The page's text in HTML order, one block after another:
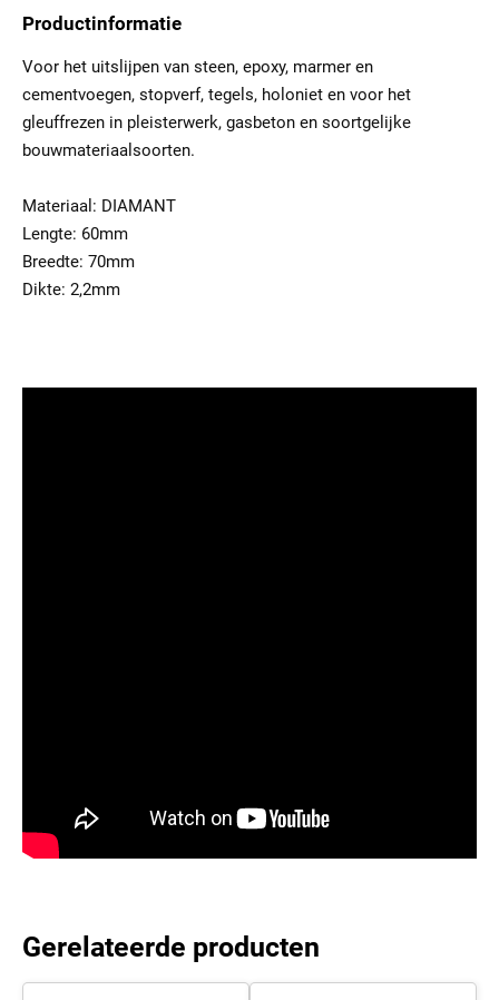
Productinformatie
Voor het uitslijpen van steen, epoxy, marmer en
cementvoegen, stopverf, tegels, holoniet en voor het
gleuffrezen in pleisterwerk, gasbeton en soortgelijke
bouwmateriaalsoorten.
Materiaal: DIAMANT
Lengte: 60mm
Breedte: 70mm
Dikte: 2,2mm
Gerelateerde producten